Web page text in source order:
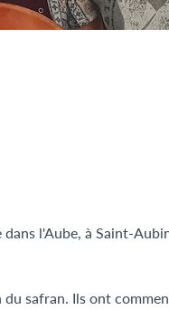
l'Aube, à Saint-
safran. Ils ont